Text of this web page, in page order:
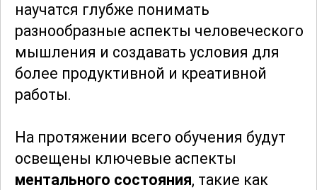
научатся глубже понимать
разнообразные аспекты человеческого
мышления и создавать условия для
более продуктивной и креативной
работы.
На протяжении всего обучения будут
освещены ключевые аспекты
ментального состояния, такие как